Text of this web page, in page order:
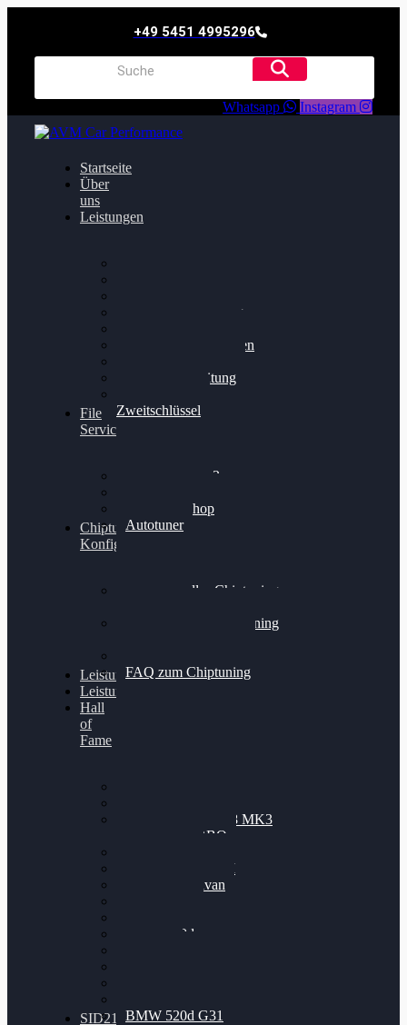
+49 5451 4995296
Whatsapp Instagram
Startseite
Über
uns
Leistungen
Getriebeoptimierung
Bremsscheiben planen
Felgenaufbereitung
Zweitschlüssel
File
Service
Alientech Kess3
Alientech Shop
Autotuner
Chiptuning
Konfigurator
Professionelles Chiptuning
Professionelles Chiptuning
FAQ zum Chiptuning
Leistungsmessung
Leistungsprüfstand
Hall
of
Fame
Nissan GT-R35 3.8 MK3
V6 TWINTURBO
VW Passat 2.0TDI
VW T6 Multivan
BMW 120d
BMW 520d G31
SID212